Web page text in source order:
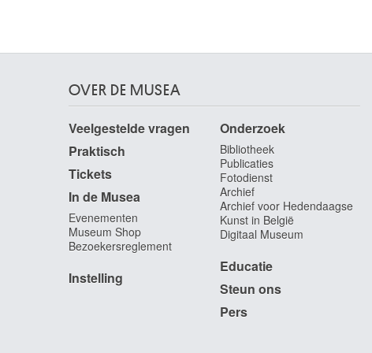
1639
Deinze 1886 - Petegem / Deinze 1964
Scacco Cristoforo
Verona (Italië) ? - werkzaam te Napels ca. 1500
Scaron Alexandre-Joseph
Elsene / Brussel 1788 - 1850
Scarsella Ippolito
Ferrara (Italië) ca. 1550 - 1620
Scauflaire Edgar
Schaefels Hendrik Frans
OVER DE MUSEA
Veelgestelde vragen
Praktisch
Tickets
In de Musea
Evenementen
Museum Shop
Bezoekersreglement
Instelling
Onderzoek
Bibliotheek
Publicaties
Fotodienst
Archief
Archief voor Hedendaagse
Kunst in België
Digitaal Museum
Educatie
Steun ons
Pers